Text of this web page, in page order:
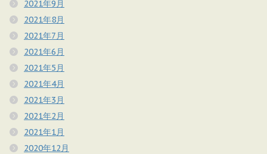
2021年9月
2021年8月
2021年7月
2021年6月
2021年5月
2021年4月
2021年3月
2021年2月
2021年1月
2020年12月